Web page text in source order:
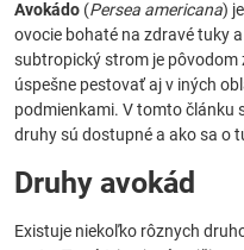
Avokádo (Persea americana)
ovocie bohaté na zdravé tuky
subtropický strom je pôvodom
úspešne pestovať aj v iných
podmienkami. V tomto článku
druhy sú dostupné a ako sa o
Druhy avokád
Existuje niekoľko rôznych